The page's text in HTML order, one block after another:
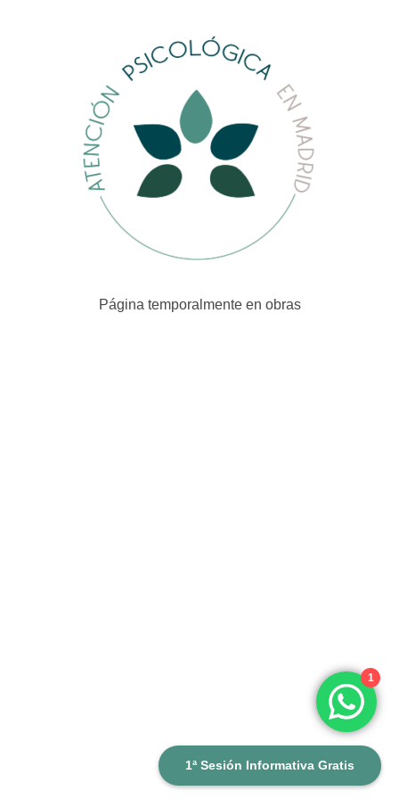
1ª Sesión Informativa Gratis
Página temporalmente en obras
1